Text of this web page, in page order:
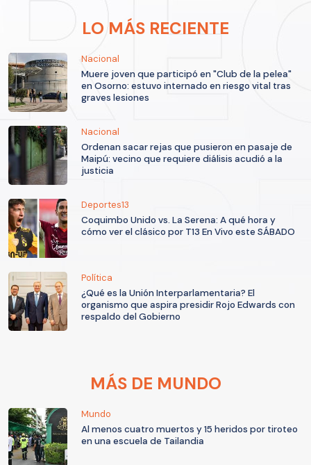
LO MÁS RECIENTE
Nacional
Muere joven que participó en "Club de la pelea"
en Osorno: estuvo internado en riesgo vital tras
graves lesiones
Nacional
Ordenan sacar rejas que pusieron en pasaje de
Maipú: vecino que requiere diálisis acudió a la
justicia
Deportes13
Coquimbo Unido vs. La Serena: A qué hora y
cómo ver el clásico por T13 En Vivo este SÁBADO
Política
¿Qué es la Unión Interparlamentaria? El
organismo que aspira presidir Rojo Edwards con
respaldo del Gobierno
MÁS DE MUNDO
Mundo
Al menos cuatro muertos y 15 heridos por tiroteo
en una escuela de Tailandia